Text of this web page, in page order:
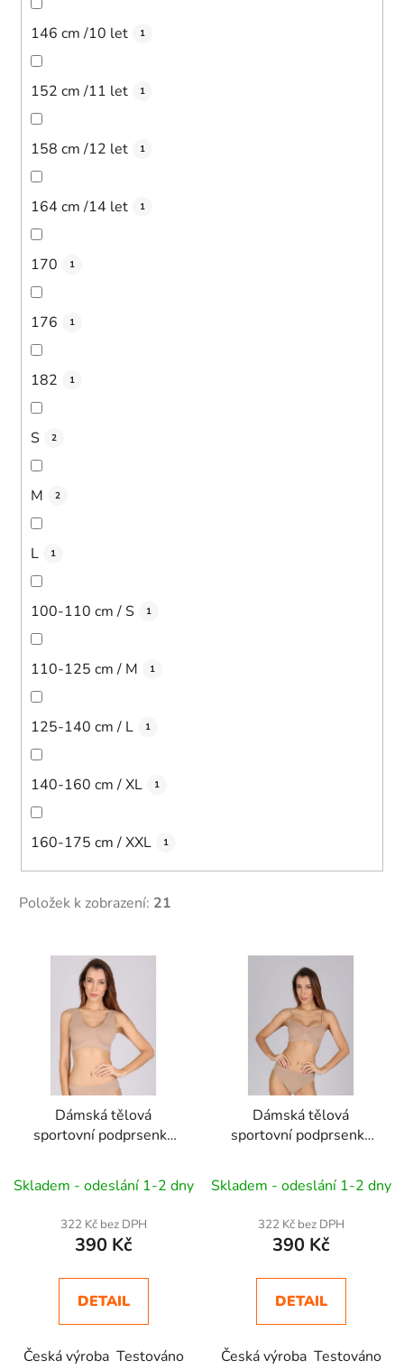
146 cm /10 let 1
152 cm /11 let 1
158 cm /12 let 1
164 cm /14 let 1
170 1
176 1
182 1
S 2
M 2
L 1
100-110 cm / S 1
110-125 cm / M 1
125-140 cm / L 1
140-160 cm / XL 1
160-175 cm / XXL 1
Položek k zobrazení: 21
k
Dámská tělová
sportovní podprsenka
Dance
Skladem - odeslání 1-2 dny
322 Kč bez DPH
390 Kč
DETAIL
Česká výroba Testováno
Dámská tělová
sportovní podprsenka
Aerobic, Dance
Skladem - odeslání 1-2 dny
322 Kč bez DPH
390 Kč
DETAIL
Česká výroba Testováno